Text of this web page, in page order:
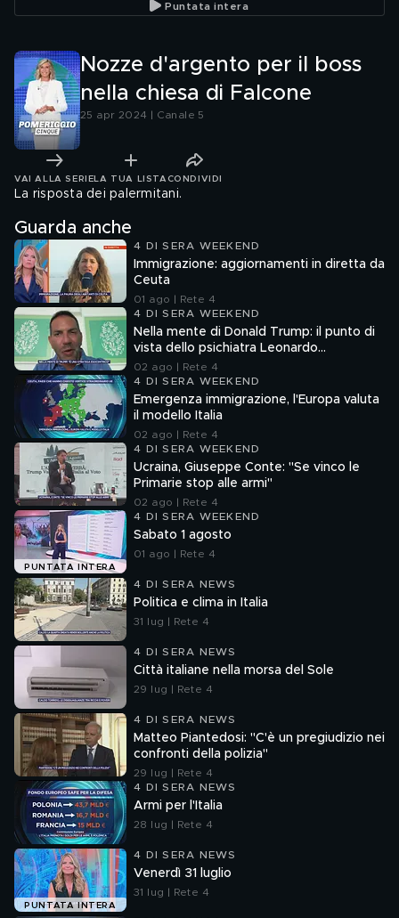
Puntata intera
Nozze d'argento per il boss
nella chiesa di Falcone
25 apr 2024 | Canale 5
VAI ALLA SERIE LA TUA LISTA CONDIVIDI
La risposta dei palermitani.
Guarda anche
4 DI SERA WEEKEND
Immigrazione: aggiornamenti in diretta da
Ceuta
01 ago | Rete 4
4 DI SERA WEEKEND
Nella mente di Donald Trump: il punto di
vista dello psichiatra Leonardo
Mendolicchio
02 ago | Rete 4
4 DI SERA WEEKEND
Emergenza immigrazione, l'Europa valuta
il modello Italia
02 ago | Rete 4
4 DI SERA WEEKEND
Ucraina, Giuseppe Conte: "Se vinco le
Primarie stop alle armi"
02 ago | Rete 4
PUNTATA INTERA
4 DI SERA WEEKEND
Sabato 1 agosto
01 ago | Rete 4
4 DI SERA NEWS
Politica e clima in Italia
31 lug | Rete 4
4 DI SERA NEWS
Città italiane nella morsa del Sole
29 lug | Rete 4
4 DI SERA NEWS
Matteo Piantedosi: "C'è un pregiudizio nei
confronti della polizia"
29 lug | Rete 4
4 DI SERA NEWS
Armi per l'Italia
28 lug | Rete 4
PUNTATA INTERA
4 DI SERA NEWS
Venerdì 31 luglio
31 lug | Rete 4